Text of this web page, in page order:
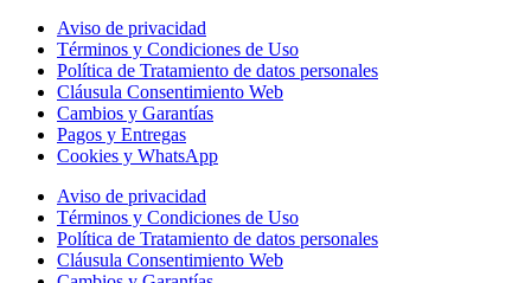
Aviso de privacidad
Términos y Condiciones de Uso
Política de Tratamiento de datos personales
Cláusula Consentimiento Web
Cambios y Garantías
Pagos y Entregas
Cookies y WhatsApp
Aviso de privacidad
Términos y Condiciones de Uso
Política de Tratamiento de datos personales
Cláusula Consentimiento Web